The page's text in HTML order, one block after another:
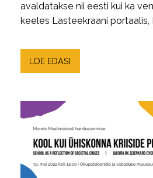
avaldatakse nii eesti kui ka
keeles Lasteekraani portaalis,
LOE EDASI